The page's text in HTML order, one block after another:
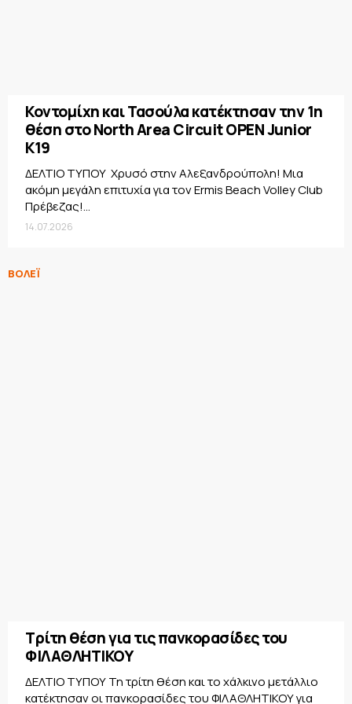
Κοντομίχη και Τασούλα κατέκτησαν την 1η
θέση στο North Area Circuit OPEN Junior
K19
ΔΕΛΤΙΟ ΤΥΠΟΥ Χρυσό στην Αλεξανδρούπολη! Μια
ακόμη μεγάλη επιτυχία για τον Ermis Beach Volley Club
Πρέβεζας!...
14.07.2026
ΒΟΛΕΪ
Τρίτη θέση για τις πανκορασίδες του
ΦΙΛΑΘΛΗΤΙΚΟΥ
ΔΕΛΤΙΟ ΤΥΠΟΥ Τη τρίτη θέση και το χάλκινο μετάλλιο
κατέκτησαν οι πανκορασίδες του ΦΙΛΑΘΛΗΤΙΚΟΥ για